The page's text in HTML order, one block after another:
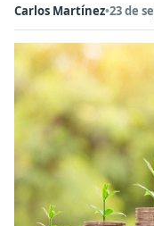
Carlos Martínez•23 de